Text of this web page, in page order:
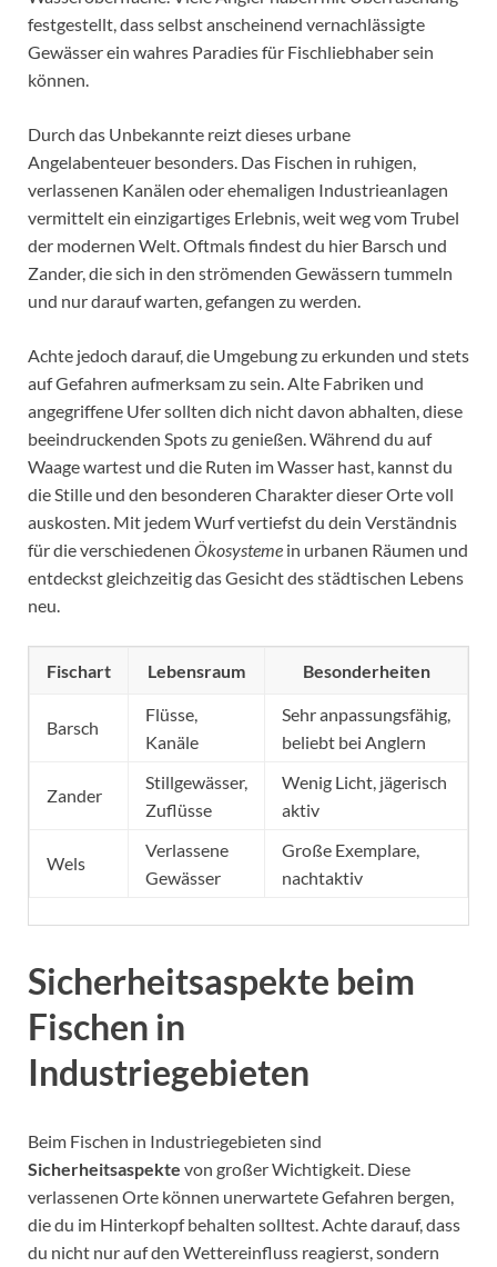
festgestellt, dass selbst anscheinend vernachlässigte
Gewässer ein wahres Paradies für Fischliebhaber sein
können.
Durch das Unbekannte reizt dieses urbane
Angelabenteuer besonders. Das Fischen in ruhigen,
verlassenen Kanälen oder ehemaligen Industrieanlagen
vermittelt ein einzigartiges Erlebnis, weit weg vom Trubel
der modernen Welt. Oftmals findest du hier Barsch und
Zander, die sich in den strömenden Gewässern tummeln
und nur darauf warten, gefangen zu werden.
Achte jedoch darauf, die Umgebung zu erkunden und stets
auf Gefahren aufmerksam zu sein. Alte Fabriken und
angegriffene Ufer sollten dich nicht davon abhalten, diese
beeindruckenden Spots zu genießen. Während du auf
Waage wartest und die Ruten im Wasser hast, kannst du
die Stille und den besonderen Charakter dieser Orte voll
auskosten. Mit jedem Wurf vertiefst du dein Verständnis
für die verschiedenen Ökosysteme in urbanen Räumen und
entdeckst gleichzeitig das Gesicht des städtischen Lebens
neu.
Fischart Lebensraum Besonderheiten
Barsch
Flüsse,
Kanäle
Sehr anpassungsfähig,
beliebt bei Anglern
Zander
Stillgewässer,
Zuflüsse
Wenig Licht, jägerisch
aktiv
Wels
Verlassene
Gewässer
Große Exemplare,
nachtaktiv
Sicherheitsaspekte beim
Fischen in
Industriegebieten
Beim Fischen in Industriegebieten sind
Sicherheitsaspekte von großer Wichtigkeit. Diese
verlassenen Orte können unerwartete Gefahren bergen,
die du im Hinterkopf behalten solltest. Achte darauf, dass
du nicht nur auf den Wettereinfluss reagierst, sondern